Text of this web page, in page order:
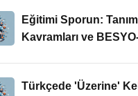
Eğitimi Sporun:
Kavramları ve
Türkçede 'Üzerine'